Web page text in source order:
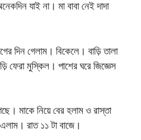
যাই না। মা বাবা নেই দাদা
দিন গেলাম। বিকেলে। বাড়ি তালা
ফেরা মুস্কিল। পাশের ঘরে জিজ্ঞেস
মাকে নিয়ে বের হলাম ও রাস্তা
রাত ১১ টা বাজে।